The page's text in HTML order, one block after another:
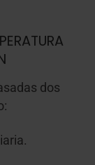
dos